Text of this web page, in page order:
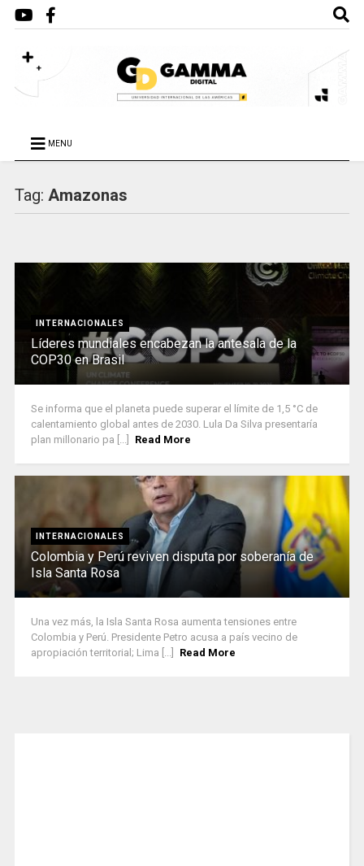
MENU
Tag: Amazonas
INTERNACIONALES
Líderes mundiales encabezan la antesala de la
COP30 en Brasil
Se informa que el planeta puede superar el límite de 1,5 °C de
calentamiento global antes de 2030. Lula Da Silva presentaría
plan millonario pa [...]
Read More
INTERNACIONALES
Colombia y Perú reviven disputa por soberanía de
Isla Santa Rosa
Una vez más, la Isla Santa Rosa aumenta tensiones entre
Colombia y Perú. Presidente Petro acusa a país vecino de
apropiación territorial; Lima [...]
Read More